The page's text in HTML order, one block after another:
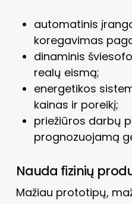
automatinis
koregavimas
dinaminis
realų eismą;
energetikos
kainas ir poreikį;
priežiūros darbų
prognozuojamą
Nauda fizinių
Mažiau prototipų,